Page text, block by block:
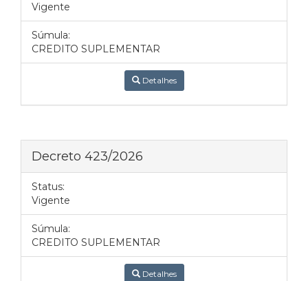
Vigente
Súmula:
CREDITO SUPLEMENTAR
Detalhes
Decreto 423/2026
Status:
Vigente
Súmula:
CREDITO SUPLEMENTAR
Detalhes